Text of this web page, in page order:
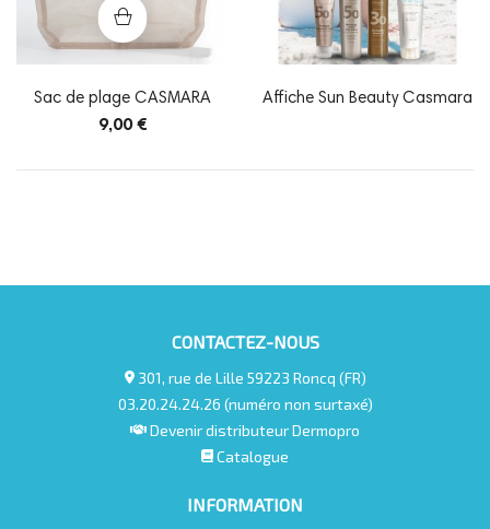
Sac de plage CASMARA
9,00 €
Affiche Sun Beauty Casmara
CONTACTEZ-NOUS
301, rue de Lille 59223 Roncq (FR)
03.20.24.24.26 (numéro non surtaxé)
Devenir distributeur Dermopro
Catalogue
INFORMATION